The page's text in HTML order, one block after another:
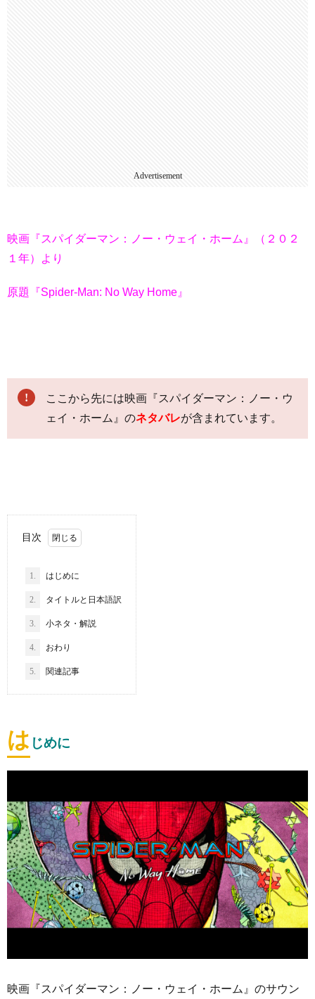
Advertisement
映画『スパイダーマン：ノー・ウェイ・ホーム』（２０２
１年）より
原題『Spider-Man: No Way Home』
ここから先には映画『スパイダーマン：ノー・ウ
ェイ・ホーム』のネタバレが含まれています。
目次
1. はじめに
2. タイトルと日本語訳
3. 小ネタ・解説
4. おわり
5. 関連記事
は じめに
映画『スパイダーマン：ノー・ウェイ・ホーム』のサウン